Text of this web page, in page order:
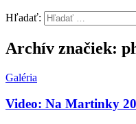
Hľadať:
Archív značiek:
Galéria
Video: Na Martinky